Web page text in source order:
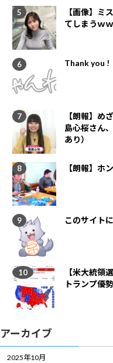
【画像】ミ
てしまうｗ
Thank you !
【朗報】め
島心桜さん
あり）
【朗報】ホ
このサイト
【米大統領
トランプ優
アーカイブ
2025年10月